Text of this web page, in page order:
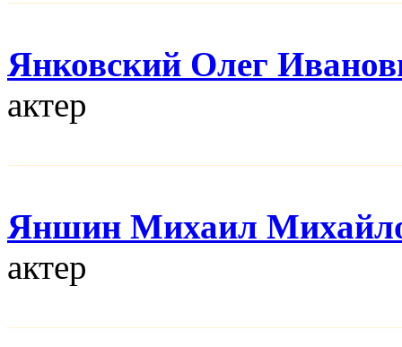
Янковский Олег
актер
Яншин Михаил
актер